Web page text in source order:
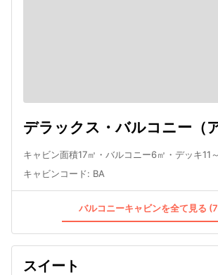
デラックス・バルコニー（
キャビン面積17㎡・バルコニー6㎡・デッキ11
キャビンコード: BA
バルコニーキャビンを全て見る
スイート